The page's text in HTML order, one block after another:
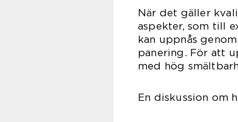
När det gäller
aspekter, som till
kan uppnås
panering. För att
med hög
En diskussion om